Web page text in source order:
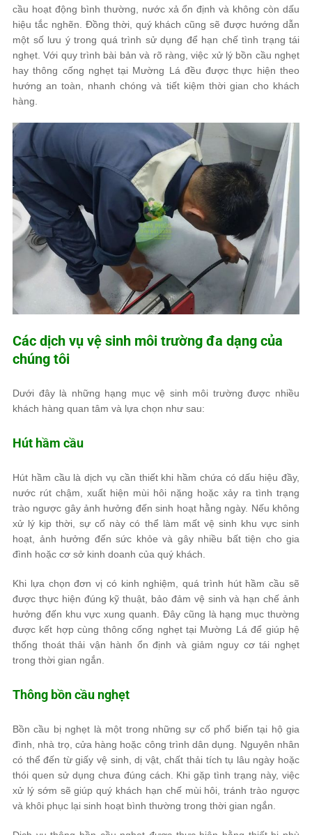
cầu hoạt động bình thường, nước xả ổn định và không còn dấu
hiệu tắc nghẽn. Đồng thời, quý khách cũng sẽ được hướng dẫn
một số lưu ý trong quá trình sử dụng để hạn chế tình trạng tái
nghẹt. Với quy trình bài bản và rõ ràng, việc xử lý bồn cầu nghẹt
hay thông cống nghẹt tại Mường Lá đều được thực hiện theo
hướng an toàn, nhanh chóng và tiết kiệm thời gian cho khách
hàng.
Các dịch vụ vệ sinh môi trường đa dạng của
chúng tôi
Dưới đây là những hạng mục vệ sinh môi trường được nhiều
khách hàng quan tâm và lựa chọn như sau:
Hút hầm cầu
Hút hầm cầu là dịch vụ cần thiết khi hầm chứa có dấu hiệu đầy,
nước rút chậm, xuất hiện mùi hôi nặng hoặc xảy ra tình trạng
trào ngược gây ảnh hưởng đến sinh hoạt hằng ngày. Nếu không
xử lý kịp thời, sự cố này có thể làm mất vệ sinh khu vực sinh
hoạt, ảnh hưởng đến sức khỏe và gây nhiều bất tiện cho gia
đình hoặc cơ sở kinh doanh của quý khách.
Khi lựa chọn đơn vị có kinh nghiệm, quá trình hút hầm cầu sẽ
được thực hiện đúng kỹ thuật, bảo đảm vệ sinh và hạn chế ảnh
hưởng đến khu vực xung quanh. Đây cũng là hạng mục thường
được kết hợp cùng thông cống nghẹt tại Mường Lá để giúp hệ
thống thoát thải vận hành ổn định và giảm nguy cơ tái nghẹt
trong thời gian ngắn.
Thông bồn cầu nghẹt
Bồn cầu bị nghẹt là một trong những sự cố phổ biến tại hộ gia
đình, nhà trọ, cửa hàng hoặc công trình dân dụng. Nguyên nhân
có thể đến từ giấy vệ sinh, dị vật, chất thải tích tụ lâu ngày hoặc
thói quen sử dụng chưa đúng cách. Khi gặp tình trạng này, việc
xử lý sớm sẽ giúp quý khách hạn chế mùi hôi, tránh trào ngược
và khôi phục lại sinh hoạt bình thường trong thời gian ngắn.